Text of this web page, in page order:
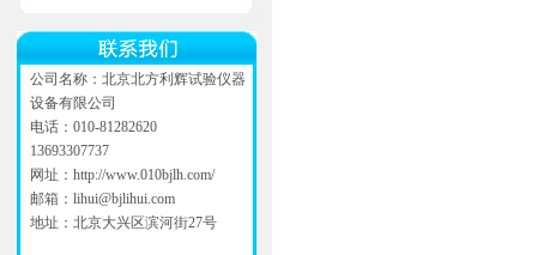
公司名称：北京北方利辉试验仪器
设备有限公司
电话：010-81282620
13693307737
网址： http://www.010bjlh.com/
邮箱： lihui@bjlihui.com
地址：北京大兴区滨河街27号